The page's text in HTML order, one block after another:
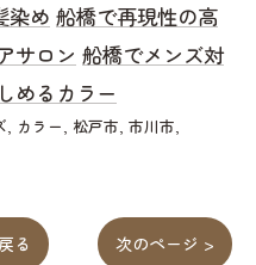
染め 船橋で再現性の高
サロン 船橋でメンズ対
めるカラー
カラー 松戸市 市川市
る 次のページ >